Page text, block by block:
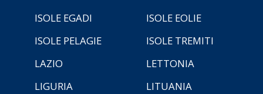
ISOLE EGADI
ISOLE EOLIE
ISOLE PELAGIE
ISOLE TREMITI
LAZIO
LETTONIA
LIGURIA
LITUANIA